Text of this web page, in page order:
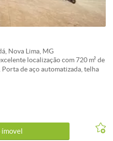
Nova Lima, MG
localização com 720 m² de
de aço automatizada, telha
para copa. Piso lapidado com
ramos de atividade que exigem
a BR-040 - Próximo ao posto
ímovel